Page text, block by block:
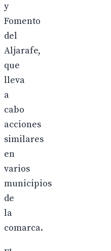
y
Fomento
del
Aljarafe,
que
lleva
a
cabo
acciones
similares
en
varios
municipios
de
la
comarca.